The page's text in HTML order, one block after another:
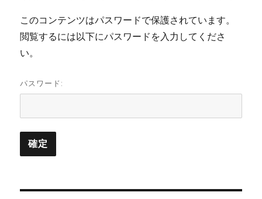
このコンテンツはパスワードで保護されています。
閲覧するには以下にパスワードを入力してくださ
い。
パスワード: